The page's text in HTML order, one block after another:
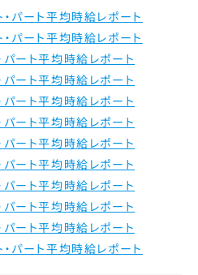
パート平均時給レポート
パート平均時給レポート
ート平均時給レポート
ート平均時給レポート
ート平均時給レポート
ート平均時給レポート
ート平均時給レポート
ート平均時給レポート
ート平均時給レポート
ート平均時給レポート
ート平均時給レポート
パート平均時給レポート